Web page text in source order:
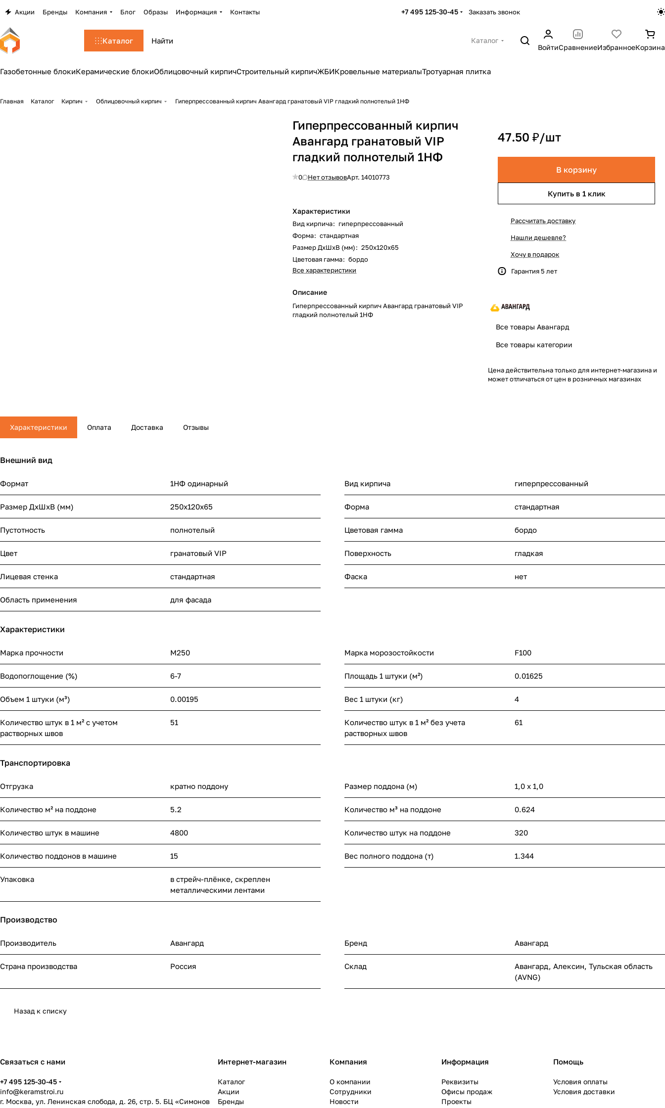
Акции Бренды Компания Блог Образы Информация Контакты +7 495 125-30-45 Заказать звонок
Каталог
Каталог
ВойтиСравнениеИзбранноеКорзина
Газобетонные блокиКерамические блокиОблицовочный кирпичСтроительный кирпичЖБИКровельные материалыТротуарная плитка
Главная Каталог Кирпич Облицовочный кирпич Гиперпрессованный кирпич Авангард гранатовый VIP гладкий полнотелый 1НФ
Гиперпрессованный кирпич
Авангард гранатовый VIP
гладкий полнотелый 1НФ
0 Нет отзывовАрт.14010773
Характеристики
Вид кирпича: гиперпрессованный
Форма: стандартная
Размер ДхШхВ (мм): 250х120х65
Цветовая гамма: бордо
Все характеристики
Описание
Гиперпрессованный кирпич Авангард гранатовый VIP
гладкий полнотелый 1НФ
47.50 ₽/шт
В корзину
Купить в 1 клик
Рассчитать доставку
Нашли дешевле?
Хочу в подарок
Гарантия 5 лет
Все товары Авангард
Все товары категории
Цена действительна только для интернет-магазина и
может отличаться от цен в розничных магазинах
Характеристики Оплата Доставка Отзывы
Внешний вид
Формат 1НФ одинарный Вид кирпича гиперпрессованный
Размер ДхШхВ (мм) 250х120х65 Форма стандартная
Пустотность полнотелый Цветовая гамма бордо
Цвет гранатовый VIP Поверхность гладкая
Лицевая стенка стандартная Фаска нет
Область применения для фасада
Характеристики
Марка прочности М250 Марка морозостойкости F100
Водопоглощение (%) 6-7 Площадь 1 штуки (м²) 0.01625
Объем 1 штуки (м³) 0.00195 Вес 1 штуки (кг) 4
Количество штук в 1 м² с учетом
растворных швов
51
Количество штук в 1 м² без учета
растворных швов
61
Транспортировка
Отгрузка кратно поддону Размер поддона (м) 1,0 х 1,0
Количество м² на поддоне 5.2 Количество м³ на поддоне 0.624
Количество штук в машине 4800 Количество штук на поддоне 320
Количество поддонов в машине 15 Вес полного поддона (т) 1.344
Упаковка
в стрейч-плёнке, скреплен
металлическими лентами
Производство
Производитель Авангард Бренд Авангард
Страна производства Россия Склад
Авангард, Алексин, Тульская область
(AVNG)
Назад к списку
Связаться с нами
+7 495 125-30-45
info@keramstroi.ru
г. Москва, ул. Ленинская слобода, д. 26, стр. 5. БЦ «Симонов
Интернет-магазин
Каталог
Акции
Бренды
Компания
О компании
Сотрудники
Новости
Информация
Реквизиты
Офисы продаж
Проекты
Помощь
Условия оплаты
Условия доставки